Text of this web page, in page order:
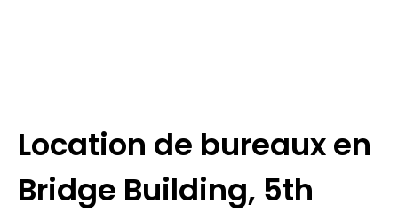
Location de bureaux en
Bridge Building, 5th